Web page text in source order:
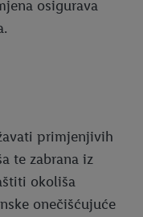
osigurava
primjenjivih
te zabrana iz
okoliša
onečišćujuće